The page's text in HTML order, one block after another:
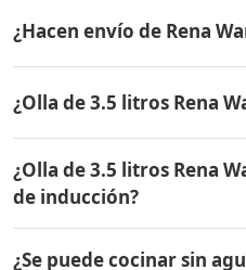
todo el Perú. Contáctame
el precio actual,
de pago en cuotas desde el
¿Hacen envío de Rena
a Chota, Cajamarca y a todo
entrega.
¿Olla de 3.5 litros Rena
vida contra defectos de
productos Rena Ware están
inoxidable quirúrgico 18/10
¿Olla de 3.5 litros Rena
de inducción?
¿Se puede cocinar sin